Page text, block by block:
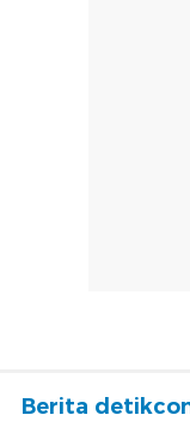
Berita